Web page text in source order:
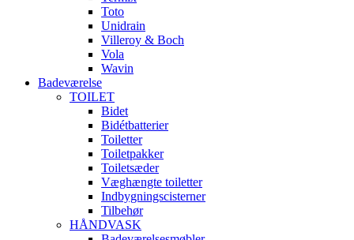
Toto
Unidrain
Villeroy & Boch
Vola
Wavin
Badeværelse
TOILET
Bidet
Bidétbatterier
Toiletter
Toiletpakker
Toiletsæder
Væghængte toiletter
Indbygningscisterner
Tilbehør
HÅNDVASK